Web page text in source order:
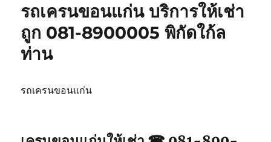
เช่า
รถ
ฉัน
รถเครนขอนแก่น บริการให้เช่า
ถูก 081-8900005 พิกัดใก้ล
ท่าน
รถเครนขอนแก่น